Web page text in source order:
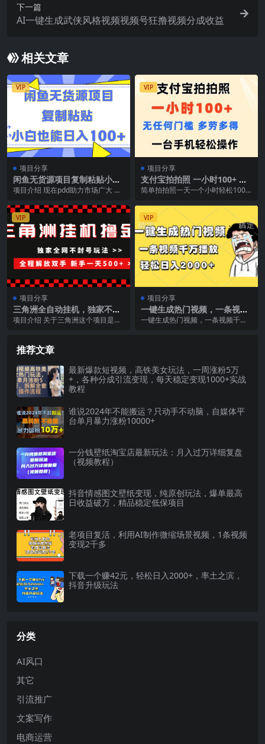
下一篇
AI一键生成武侠风格视频视频号狂撸视频分成收益
相关文章
VIP
项目分享
闲鱼无货源项目复制粘贴小白
也能一天100+
项目介绍 现在pdd助力市场广大 很
链接 该项目...
VIP
项目分享
支付宝拍拍照 一小时100+ 无
任何门槛 多劳多得 一台手机
简单拍拍照一天一个小时轻松100
障 1-项目底层...
VIP
项目分享
三角洲全自动挂机，独家不封
号玩法，单窗口20+，新手小
项目介绍 关于三角洲这个项目是目
VIP
项目分享
一键生成热门视频，一条视频
千万播放，轻松日入2000+
一键生成热门视频，一条视频千万
推荐文章
最新爆款短视频，高铁美女玩法，一周涨粉5万
+，各种分成引流变现，每天稳定变现1000+实战
教程
谁说2024年不能搬运？只动手不动脑，自媒体平
台单月暴力涨粉10000+
一分钱壁纸淘宝店最新玩法：月入过万详细复盘
（视频教程）
抖音情感图文壁纸变现，纯原创玩法，爆单最高
日收益破万，精品稳定低保项目
老项目复活，利用AI制作微缩场景视频，1条视频
变现2千多
下载一个赚42元，轻松日入2000+，率土之滨，
抖音升级玩法
分类
AI风口
其它
引流推广
文案写作
电商运营